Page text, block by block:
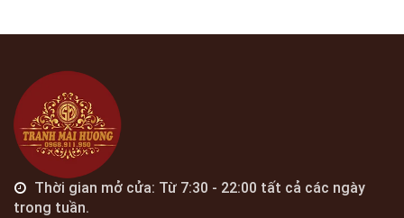
Thời gian mở cửa: Từ 7:30 - 22:00 tất cả các ngày
trong tuần.